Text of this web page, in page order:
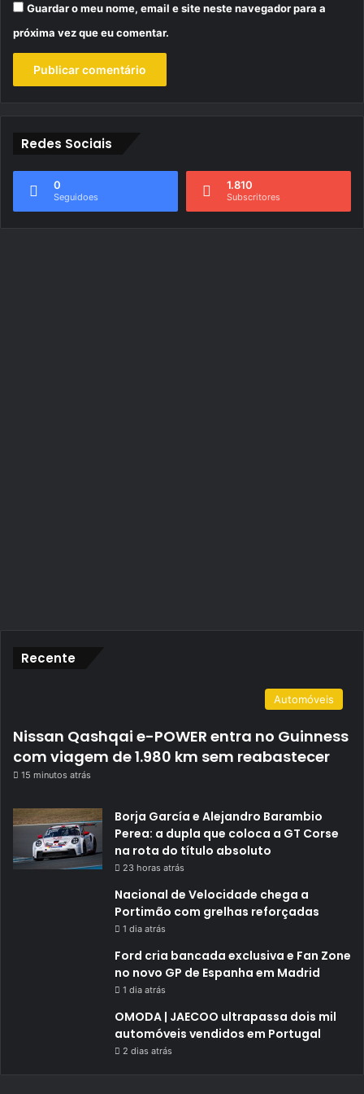
Guardar o meu nome, email e site neste navegador para a
próxima vez que eu comentar.
Redes Sociais
0
Seguidoes
1.810
Subscritores
Recente
Automóveis
Nissan Qashqai e-POWER entra no Guinness
com viagem de 1.980 km sem reabastecer
15 minutos atrás
Borja García e Alejandro Barambio
Perea: a dupla que coloca a GT Corse
na rota do título absoluto
23 horas atrás
Nacional de Velocidade chega a
Portimão com grelhas reforçadas
1 dia atrás
Ford cria bancada exclusiva e Fan Zone
no novo GP de Espanha em Madrid
1 dia atrás
OMODA | JAECOO ultrapassa dois mil
automóveis vendidos em Portugal
2 dias atrás